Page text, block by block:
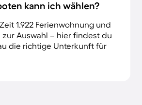
kann ich wählen?
1.922 Ferienwohnung und
zur Auswahl – hier findest du
die richtige Unterkunft für